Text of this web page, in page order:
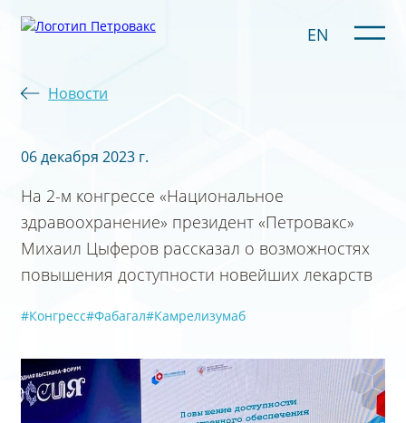
EN
Новости
06 декабря 2023 г.
На 2-м конгрессе «Национальное
здравоохранение» президент «Петровакс»
Михаил Цыферов рассказал о возможностях
повышения доступности новейших лекарств
#Конгресс#Фабагал#Камрелизумаб